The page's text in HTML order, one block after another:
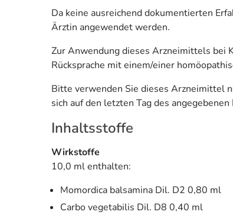
Da keine ausreichend dokumentierten
Ärztin angewendet werden.
Zur Anwendung dieses Arzneimittels bei
Rücksprache mit einem/einer
Bitte verwenden Sie dieses Arzneimittel
sich auf den letzten Tag des angegebenen
Inhaltsstoffe
Wirkstoffe
10,0 ml enthalten:
Momordica balsamina Dil. D2 0,80 ml
Carbo vegetabilis Dil. D8 0,40 ml